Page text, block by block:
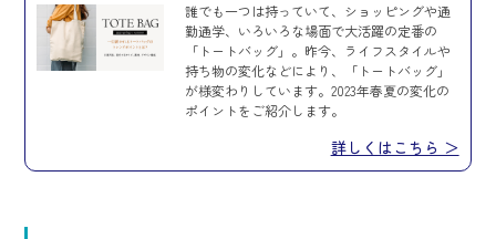
誰でも一つは持っていて、ショッピングや通
勤通学、いろいろな場面で大活躍の定番の
「トートバッグ」。昨今、ライフスタイルや
持ち物の変化などにより、「トートバッグ」
が様変わりしています。2023年春夏の変化の
ポイントをご紹介します。
詳しくはこちら ＞